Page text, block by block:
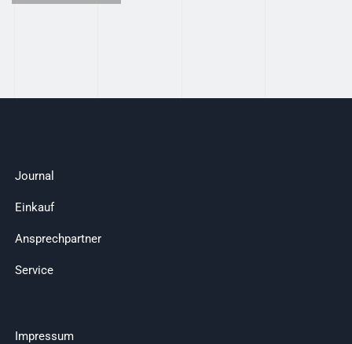
Journal
Einkauf
Ansprechpartner
Service
Impressum